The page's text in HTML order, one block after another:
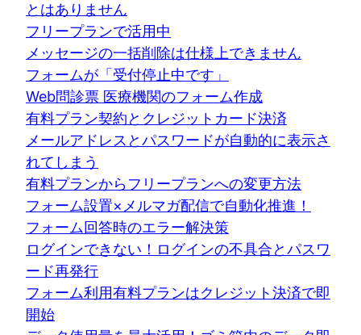
とはありません
フリープランで活用中
メッセージの一括削除は仕様上できません
フォームが「受付停止中です」
Web問診票 医療機関のフォーム作成
有料プラン契約とクレジットカード決済
メールアドレスとパスワードが自動的に表示さ
れてしまう
有料プランからフリープランへの変更方法
フォーム設置×メルマガ配信で自動化推進！
フォーム回答時のエラー解決策
ログインできない！ログインの不具合とパスワ
ード再発行
フォーム利用有料プランはクレジット決済で即
開始